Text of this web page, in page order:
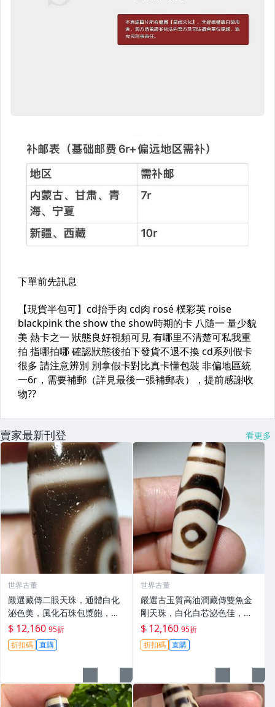
賣家最新刊登 看更多
世界古董
嚴選藏傳二眼天珠，通體白化
泌色美，風化石珠包漿飽，手
工打磨具韻味 二眼天珠 白化
泓色
$ 12,160 95折
折扣碼 直購
世界古董
嚴選古玉質高油潤藏傳雙魚金
剛天珠，白化白芯泌色佳，手
磨老料風華飽滿，尺寸10mm
雙魚天珠 白化泌色 玉質
$ 12,160 95折
折扣碼 直購